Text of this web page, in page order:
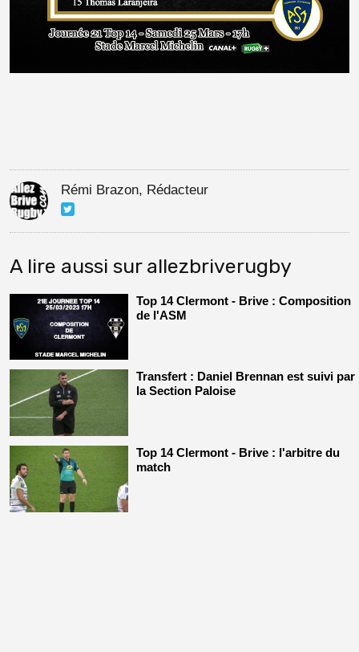
Rémi Brazon, Rédacteur
A lire aussi sur allezbriverugby
Top 14 Clermont - Brive : Composition
de l'ASM
Transfert : Daniel Brennan est suivi par
la Section Paloise
Top 14 Clermont - Brive : l'arbitre du
match